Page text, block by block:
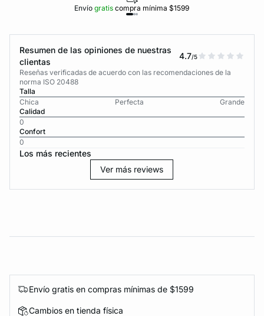
Envíogratiscompra mínima $1599
Resumen de las opiniones de nuestras
clientas
4.7/5
Reseñas verificadas de acuerdo con las recomendaciones de la
norma ISO 20488
Talla
Chica
Perfecta
Grande
Calidad
0
Confort
0
Los más recientes
Ver más reviews
Envío gratis en compras mínimas de $1599
Cambios en tienda física